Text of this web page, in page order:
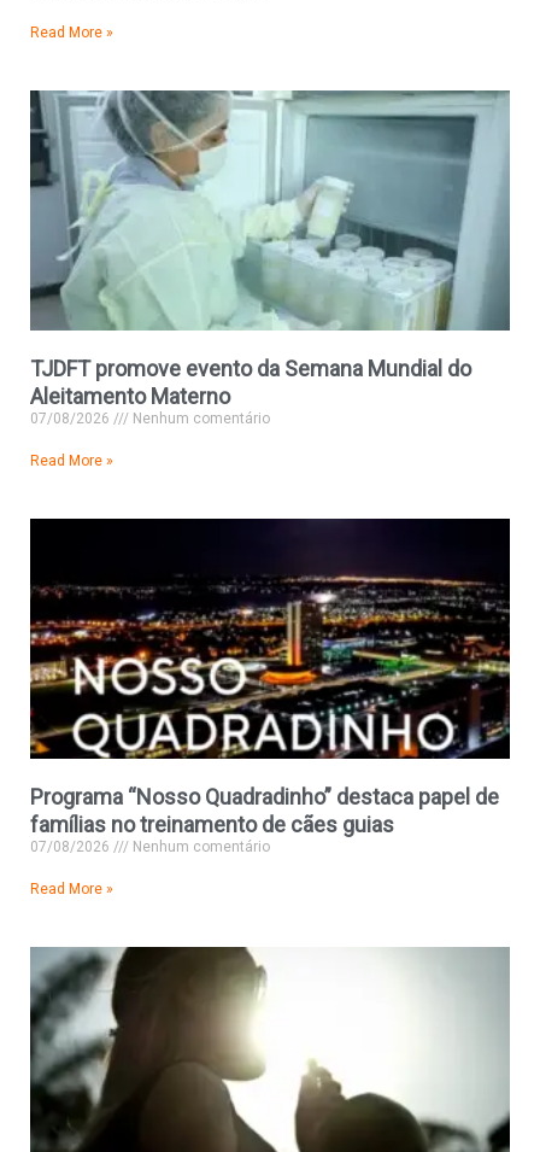
Read More »
TJDFT promove evento da Semana Mundial do
Aleitamento Materno
07/08/2026 Nenhum comentário
Read More »
Programa “Nosso Quadradinho” destaca papel de
famílias no treinamento de cães guias
07/08/2026 Nenhum comentário
Read More »